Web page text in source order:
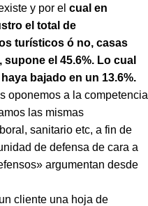
y por elcual en
el total de
turísticos ó no, casas
el 45.6%. Lo cual
bajado en un 13.6%.
oponemos a la competencia
las mismas
sanitario etc, a fin de
de defensa de cara a
argumentan desde
cliente una hoja de